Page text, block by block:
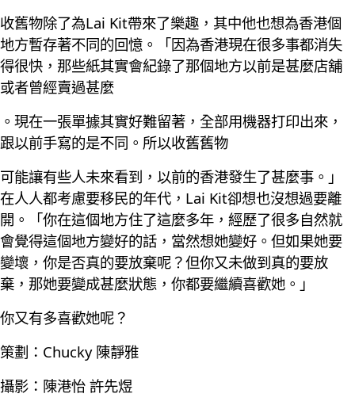
收舊物除了為Lai Kit帶來了樂趣，其中他也想為香港個
地方暫存著不同的回憶。「因為香港現在很多事都消失
得很快，那些紙其實會紀錄了那個地方以前是甚麼店舖
或者曾經賣過甚麼
。現在一張單據其實好難留著，全部用機器打印出來，
跟以前手寫的是不同。所以收舊舊物
可能讓有些人未來看到，以前的香港發生了甚麼事。」
在人人都考慮要移民的年代，Lai Kit卻想也沒想過要離
開。「你在這個地方住了這麼多年，經歷了很多自然就
會覺得這個地方變好的話，當然想她變好。但如果她要
變壞，你是否真的要放棄呢？但你又未做到真的要放
棄，那她要變成甚麼狀態，你都要繼續喜歡她。」
你又有多喜歡她呢？
策劃：Chucky 陳靜雅
攝影：陳港怡 許先煜